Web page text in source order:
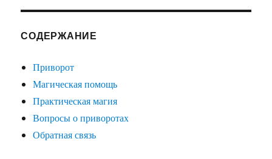
СОДЕРЖАНИЕ
Приворот
Магическая помощь
Практическая магия
Вопросы о приворотах
Обратная связь